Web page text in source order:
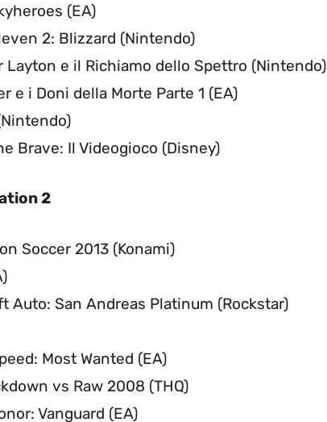
(EA)
2: Blizzard (Nintendo)
Layton e il Richiamo dello Spettro (Nintendo)
e i Doni della Morte Parte 1 (EA)
Brave: Il Videogioco (Disney)
2
Soccer 2013 (Konami)
Auto: San Andreas Platinum (Rockstar)
Most Wanted (EA)
vs Raw 2008 (THQ)
Vanguard (EA)